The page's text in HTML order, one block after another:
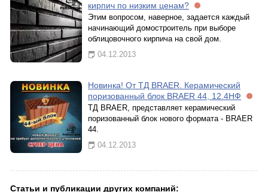
кирпич по низким ценам?
Этим вопросом, наверное, задается каждый
начинающий домостроитель при выборе
облицовочного кирпича на свой дом.
04.12.2013
Новинка! От ТД BRAER. Керамический
поризованный блок BRAER 44, 12.4НФ
ТД BRAER, представляет керамический
поризованный блок нового формата - BRAER
44.
04.12.2013
Статьи и публикации других компаний: